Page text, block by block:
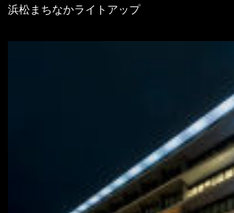
浜松まちなかライトアップ